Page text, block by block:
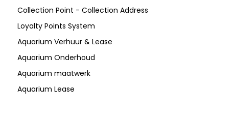
Collection Point - Collection Address
Loyalty Points System
Aquarium Verhuur & Lease
Aquarium Onderhoud
Aquarium maatwerk
Aquarium Lease